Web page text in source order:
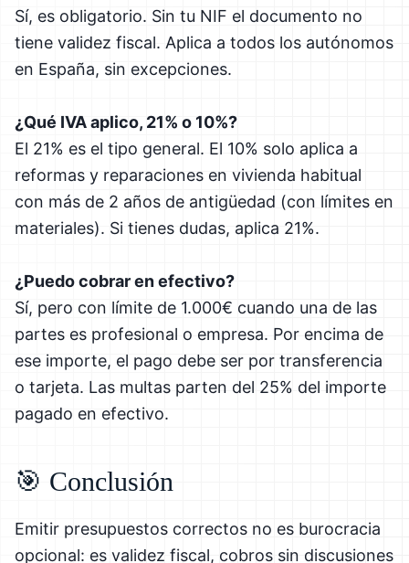
Sí, es obligatorio. Sin tu NIF el documento no
tiene validez fiscal. Aplica a todos los autónomos
en España, sin excepciones.
¿Qué IVA aplico, 21% o 10%?
El 21% es el tipo general. El 10% solo aplica a
reformas y reparaciones en vivienda habitual
con más de 2 años de antigüedad (con límites en
materiales). Si tienes dudas, aplica 21%.
¿Puedo cobrar en efectivo?
Sí, pero con límite de 1.000€ cuando una de las
partes es profesional o empresa. Por encima de
ese importe, el pago debe ser por transferencia
o tarjeta. Las multas parten del 25% del importe
pagado en efectivo.
🎯 Conclusión
Emitir presupuestos correctos no es burocracia
opcional: es validez fiscal, cobros sin discusiones